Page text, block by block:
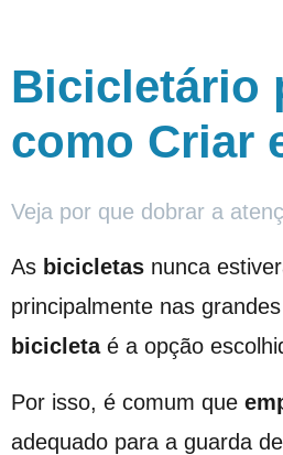
Bicicletário
como Criar
Veja por que dobrar a
As bicicletas nunca
principalmente nas
bicicletaé a opção
Por isso, é comum que
adequado para a guarda